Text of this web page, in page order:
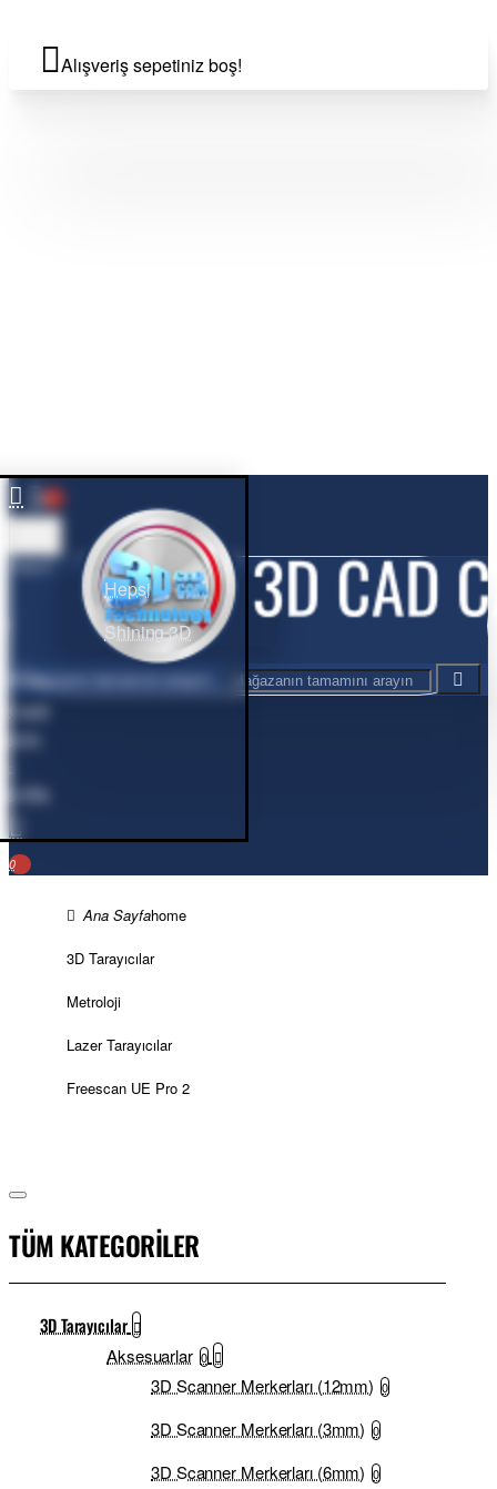
Alışveriş sepetiniz boş!
0
Hepsi
Hepsi
Shining 3D
Mağazanın tamamını arayın...
Cart0
ürün
0,00₺
0
home
3D Tarayıcılar
Metroloji
Lazer Tarayıcılar
Freescan UE Pro 2
TÜM KATEGORİLER
3D Tarayıcılar
Aksesuarlar 0
3D Scanner Merkerları (12mm) 0
3D Scanner Merkerları (3mm) 0
3D Scanner Merkerları (6mm) 0